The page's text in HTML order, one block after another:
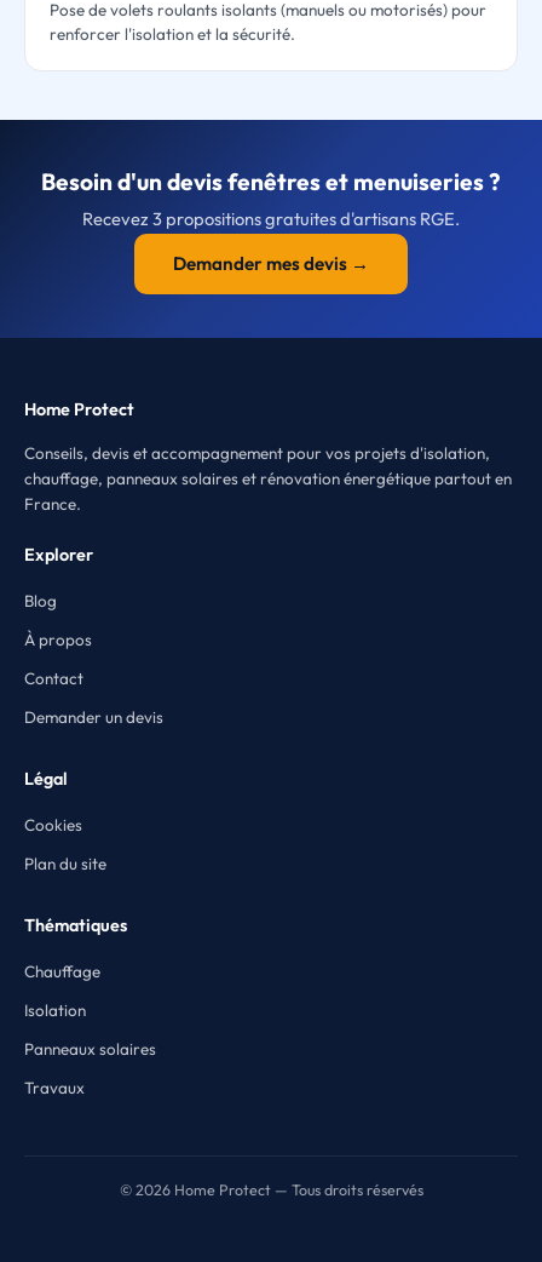
Pose de volets roulants isolants (manuels ou motorisés) pour
renforcer l'isolation et la sécurité.
Besoin d'un devis fenêtres et menuiseries ?
Recevez 3 propositions gratuites d'artisans RGE.
Demander mes devis →
Home Protect
Conseils, devis et accompagnement pour vos projets d'isolation,
chauffage, panneaux solaires et rénovation énergétique partout en
France.
Explorer
Blog
À propos
Contact
Demander un devis
Légal
Cookies
Plan du site
Thématiques
Chauffage
Isolation
Panneaux solaires
Travaux
© 2026 Home Protect — Tous droits réservés